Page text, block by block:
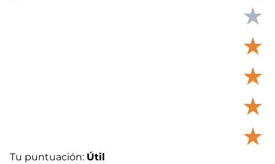
★
★
★
★
★
Tu puntuación: Útil